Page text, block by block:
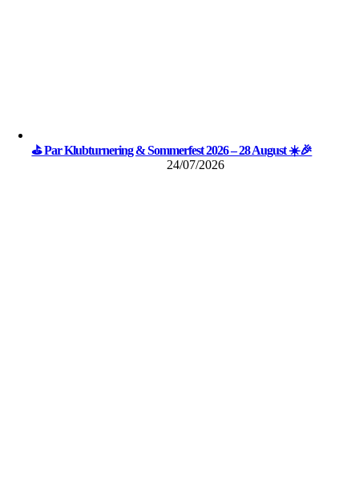
⛳ Par Klubturnering & Sommerfest 2026 – 28 August ☀️🎉
24/07/2026